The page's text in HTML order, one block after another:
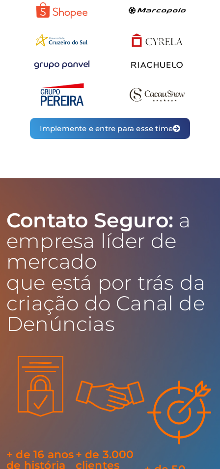
Implemente e entre para esse time
Contato Seguro: a
empresa líder de
mercado
que está por trás da
criação do Canal de
Denúncias
+ de 16 anos
de história
+ de 3.000
clientes